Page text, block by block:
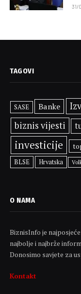
31/
TAGOVI
SASE Banke
biznis vijesti
investicije
BLSE Hrvatska
O NAMA
BiznisInfo je
najbolje i najbrže
Donosimo savjete za
Kontakt